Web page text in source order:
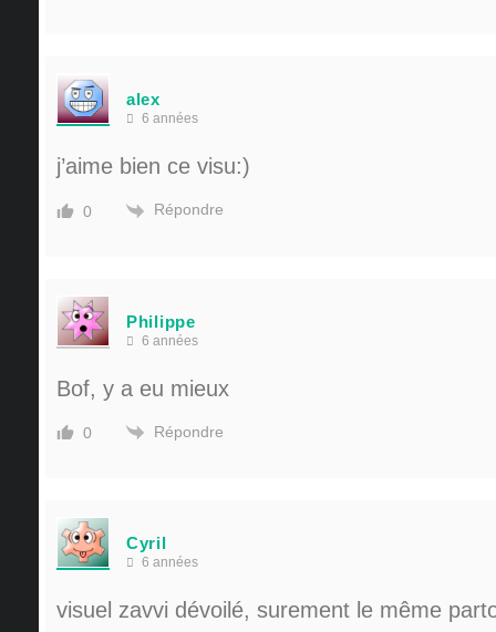
alex
6 années
j’aime bien ce visu:)
0 Répondre
Philippe
6 années
Bof, y a eu mieux
0 Répondre
Cyril
6 années
visuel zavvi dévoilé, surement le même